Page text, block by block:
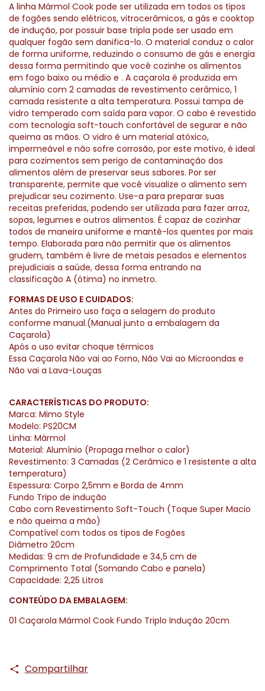
A linha Mármol Cook pode ser utilizada em todos os tipos
de fogões sendo elétricos, vitrocerâmicos, a gás e cooktop
de indução, por possuir base tripla pode ser usado em
qualquer fogão sem danifica-lo. O material conduz o calor
de forma uniforme, reduzindo o consumo de gás e energia
dessa forma permitindo que você cozinhe os alimentos
em fogo baixo ou médio e . A caçarola é produzida em
alumínio com 2 camadas de revestimento cerâmico, 1
camada resistente a alta temperatura. Possui tampa de
vidro temperado com saída para vapor. O cabo é revestido
com tecnologia soft-touch confortável de segurar e não
queima as mãos. O vidro é um material atóxico,
impermeável e não sofre corrosão, por este motivo, é ideal
para cozimentos sem perigo de contaminação dos
alimentos além de preservar seus sabores. Por ser
transparente, permite que você visualize o alimento sem
prejudicar seu cozimento. Use-a para preparar suas
receitas preferidas, podendo ser utilizada para fazer arroz,
sopas, legumes e outros alimentos. É capaz de cozinhar
todos de maneira uniforme e mantê-los quentes por mais
tempo. Elaborada para não permitir que os alimentos
grudem, também é livre de metais pesados e elementos
prejudiciais a saúde, dessa forma entrando na
classificação A (ótima) no inmetro.
FORMAS DE USO E CUIDADOS:
Antes do Primeiro uso faça a selagem do produto
conforme manual.(Manual junto a embalagem da
Caçarola)
Após o uso evitar choque térmicos
Essa Caçarola Não vai ao Forno, Não Vai ao Microondas e
Não vai a Lava-Louças
CARACTERÍSTICAS DO PRODUTO:
Marca: Mimo Style
Modelo: PS20CM
Linha: Mármol
Material: Alumínio (Propaga melhor o calor)
Revestimento: 3 Camadas (2 Cerâmico e 1 resistente a alta
temperatura)
Espessura: Corpo 2,5mm e Borda de 4mm
Fundo Tripo de indução
Cabo com Revestimento Soft-Touch (Toque Super Macio
e não queima a mão)
Compatível com todos os tipos de Fogões
Diâmetro 20cm
Medidas: 9 cm de Profundidade e 34,5 cm de
Comprimento Total (Somando Cabo e panela)
Capacidade: 2,25 Litros
CONTEÚDO DA EMBALAGEM:
01 Caçarola Mármol Cook Fundo Triplo Indução 20cm
Compartilhar